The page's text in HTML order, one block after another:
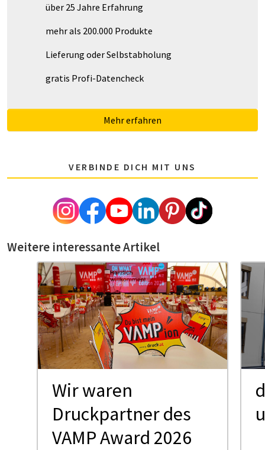
über 25 Jahre Erfahrung
mehr als 200.000 Produkte
Lieferung oder Selbstabholung
gratis Profi-Datencheck
Mehr erfahren
VERBINDE DICH MIT UNS
Weitere interessante Artikel
Wir waren
Druckpartner des
VAMP Award 2026